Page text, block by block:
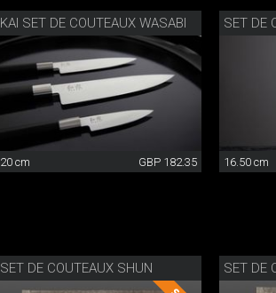
KAI SET DE COUTEAUX WASABI
20 cm GBP 182.35
SET DE
16.50 cm
SET DE COUTEAUX SHUN SET DE